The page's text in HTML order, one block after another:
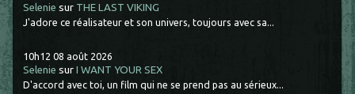
Selenie sur THE LAST VIKING
J'adore ce réalisateur et son univers, toujours avec sa...
10h12 08 août 2026
Selenie surI WANT YOUR SEX
D'accord avec toi, un film qui ne se prend pas au sérieux...